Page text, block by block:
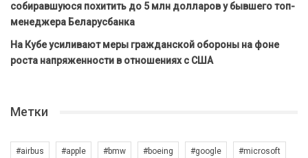
собиравшуюся похитить до 5 млн долларов у бывшего топ-
менеджера Беларусбанка
На Кубе усиливают меры гражданской обороны на фоне
роста напряженности в отношениях с США
Метки
#airbus #apple #bmw #boeing #google #microsoft